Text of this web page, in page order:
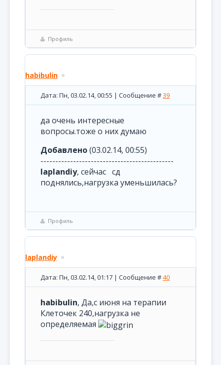
Профиль
habibulin
Дата: Пн, 03.02.14, 00:55 | Сообщение #39
да очень интересные
вопросы.тоже о них думаю
Добавлено(03.02.14, 00:55)
---------------------------------------------
laplandiy, сейчас сд
поднялись,нагрузка уменьшилась?
Профиль
laplandiy
Дата: Пн, 03.02.14, 01:17 | Сообщение #40
habibulin, Да,с июня на терапии
Клеточек 240,нагрузка не
определяемая